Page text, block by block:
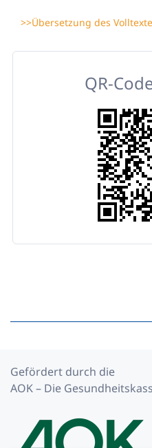
>>Übersetzung des
QR-
Gefördert durch die
AOK – Die